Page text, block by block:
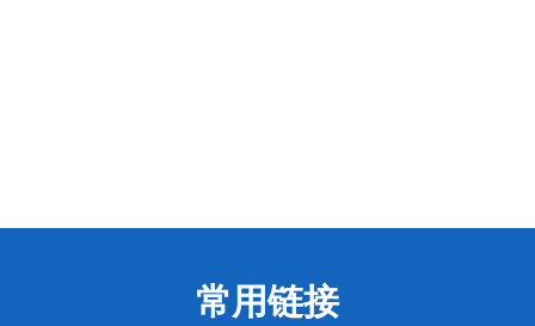
常用链接